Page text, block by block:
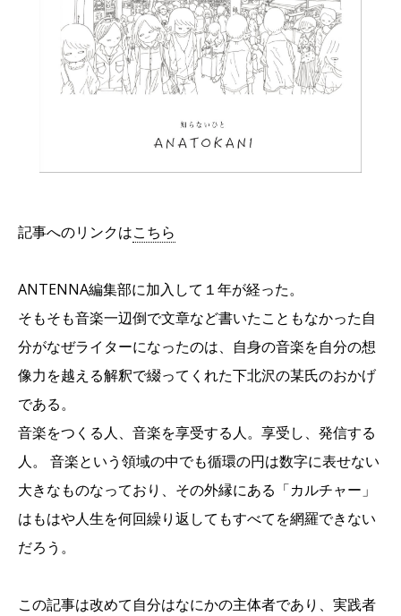
記事へのリンクはこちら
ANTENNA編集部に加入して１年が経った。
そもそも音楽一辺倒で文章など書いたこともなかった自
分がなぜライターになったのは、自身の音楽を自分の想
像力を越える解釈で綴ってくれた下北沢の某氏のおかげ
である。
音楽をつくる人、音楽を享受する人。享受し、発信する
人。 音楽という領域の中でも循環の円は数字に表せない
大きなものなっており、その外縁にある「カルチャー」
はもはや人生を何回繰り返してもすべてを網羅できない
だろう。
この記事は改めて自分はなにかの主体者であり、実践者